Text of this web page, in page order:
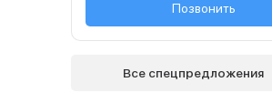
+7 (499) 112-00-...
Позвонить
Все спецпредложения